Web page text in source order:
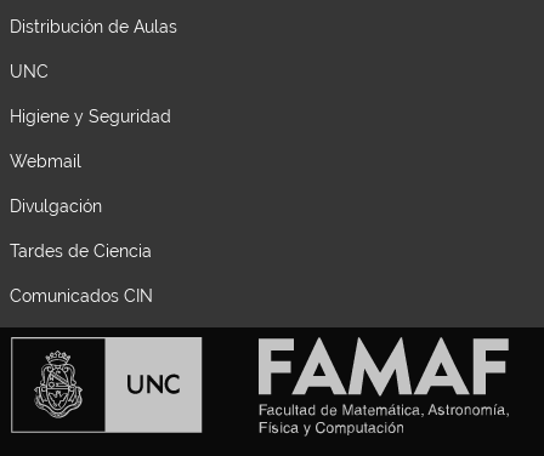
Distribución de Aulas
UNC
Higiene y Seguridad
Webmail
Divulgación
Tardes de Ciencia
Comunicados CIN